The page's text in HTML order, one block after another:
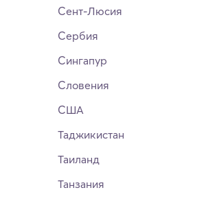
Сент-Люсия
Сербия
Сингапур
Словения
США
Таджикистан
Таиланд
Танзания